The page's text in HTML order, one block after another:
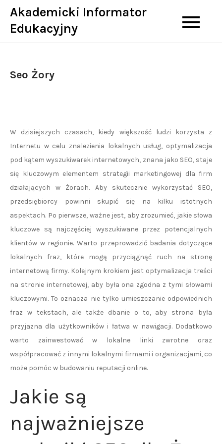
Skip
content
Akademicki Informator
Edukacyjny
Seo Żory
W dzisiejszych czasach, kiedy większość ludzi korzysta z
Internetu w celu znalezienia lokalnych usług, optymalizacja
pod kątem wyszukiwarek internetowych, znana jako SEO, staje
się kluczowym elementem strategii marketingowej dla firm
działających w Żorach. Aby skutecznie wykorzystać SEO,
przedsiębiorcy powinni skupić się na kilku istotnych
aspektach. Po pierwsze, ważne jest, aby zrozumieć, jakie słowa
kluczowe są najczęściej wyszukiwane przez potencjalnych
klientów w regionie. Warto przeprowadzić badania dotyczące
lokalnych fraz, które mogą przyciągnąć ruch na stronę
internetową firmy. Kolejnym krokiem jest optymalizacja treści
na stronie internetowej, aby była ona zgodna z tymi słowami
kluczowymi. To oznacza nie tylko umieszczanie odpowiednich
fraz w tekstach, ale także dbanie o to, aby strona była
przyjazna dla użytkowników i łatwa w nawigacji. Dodatkowo
warto zainwestować w lokalne linki zwrotne oraz
współpracować z innymi lokalnymi firmami i organizacjami, co
może pomóc w budowaniu reputacji online.
Jakie są
najważniejsze